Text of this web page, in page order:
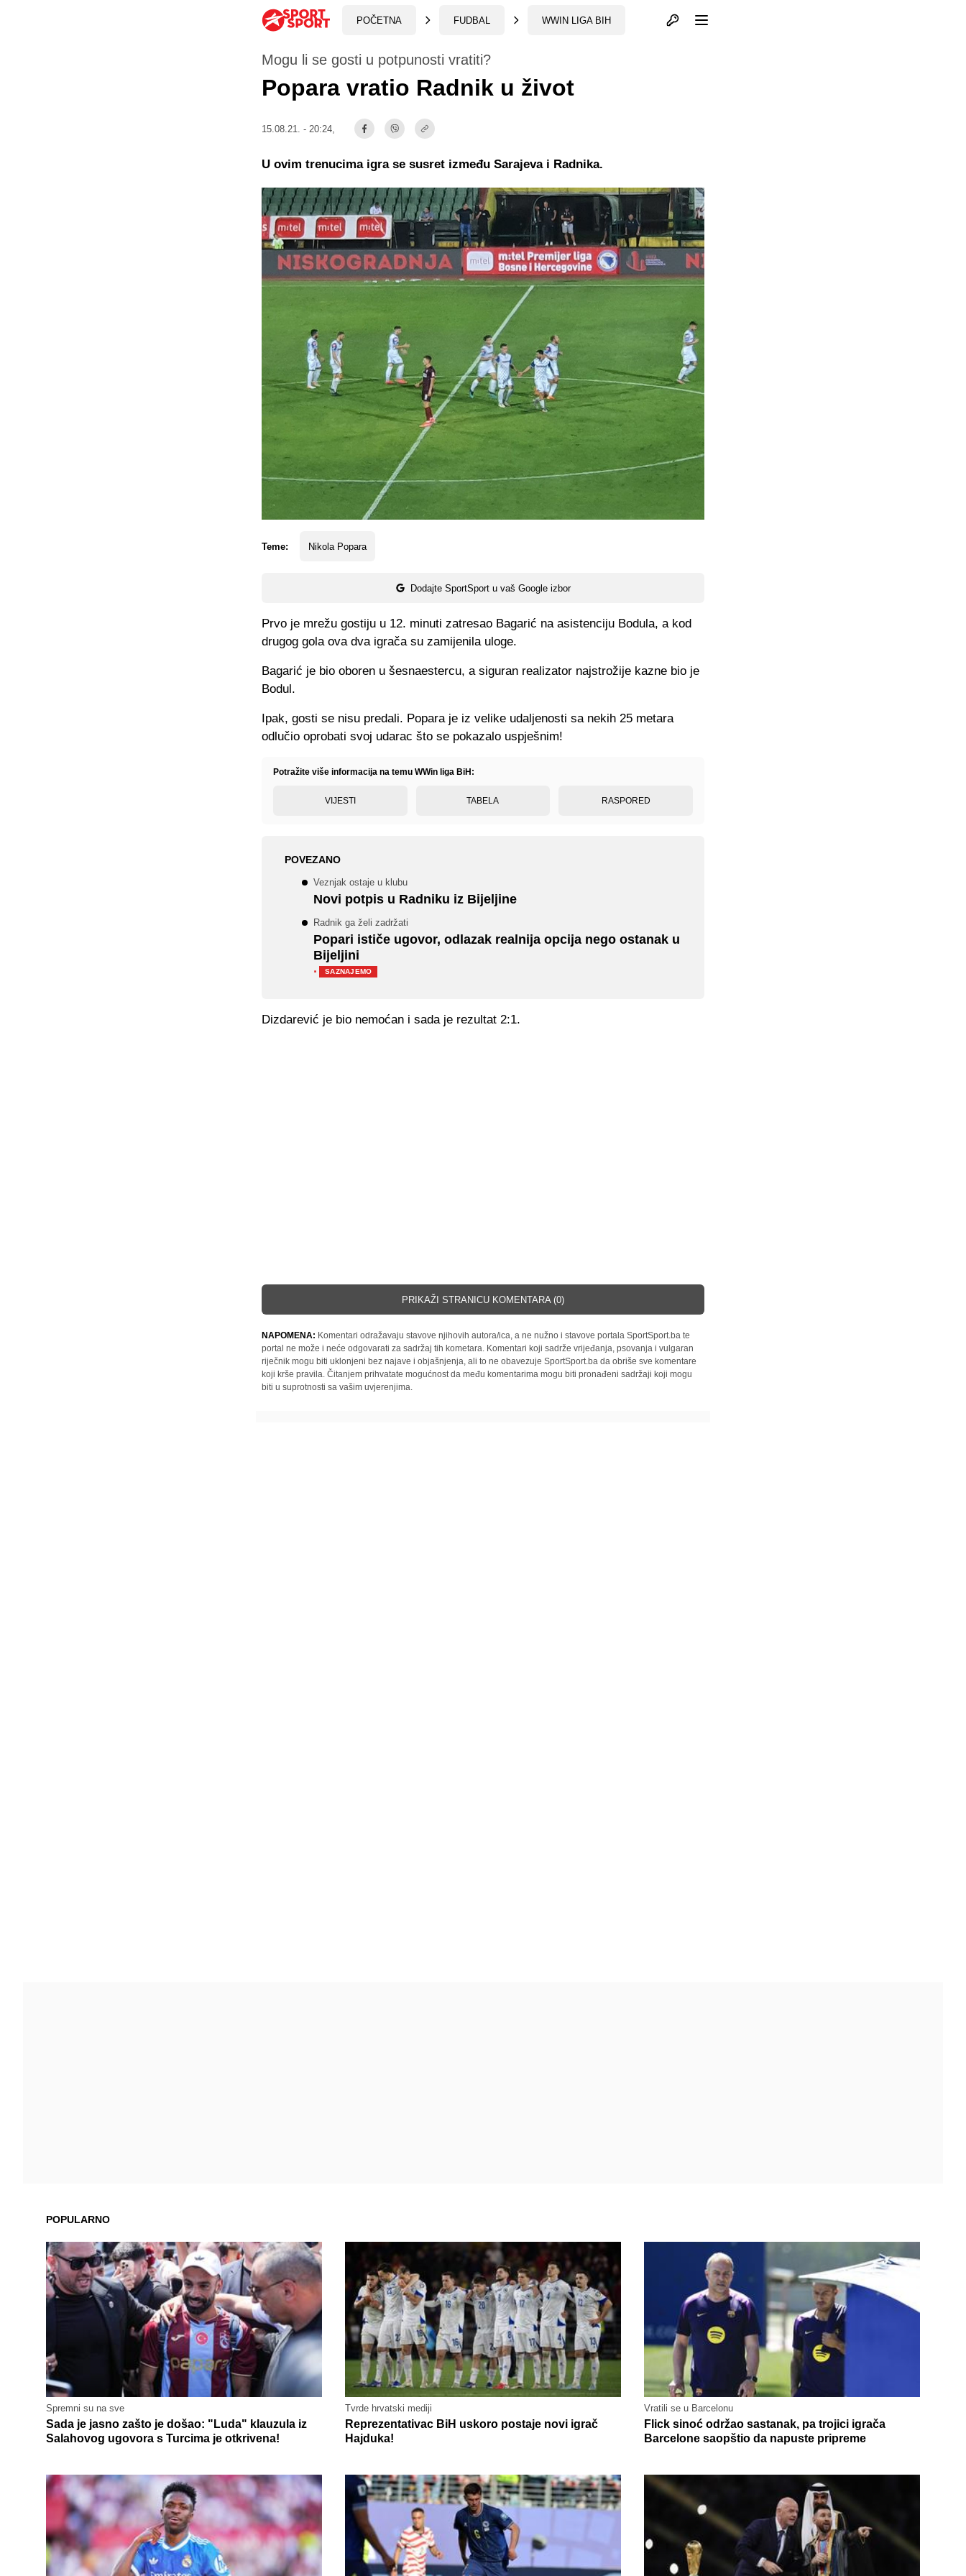
POČETNA FUDBAL WWIN LIGA BIH Otvori profil
Mogu li se gosti u potpunosti vratiti?
Popara vratio Radnik u život
15.08.21. - 20:24,
Teme: Nikola Popara
Dodajte SportSport u vaš Google izbor
U ovim trenucima igra se susret između Sarajeva i Radnika.
Prvo je mrežu gostiju u 12. minuti zatresao Bagarić na asistenciju Bodula, a kod
drugog gola ova dva igrača su zamijenila uloge.
Bagarić je bio oboren u šesnaestercu, a siguran realizator najstrožije kazne bio je
Bodul.
Ipak, gosti se nisu predali. Popara je iz velike udaljenosti sa nekih 25 metara
odlučio oprobati svoj udarac što se pokazalo uspješnim!
Potražite više informacija na temu WWin liga BiH:
VIJESTI TABELA RASPORED
POVEZANO
Veznjak ostaje u klubu
Novi potpis u Radniku iz Bijeljine
Radnik ga želi zadržati
Popari ističe ugovor, odlazak realnija opcija nego ostanak u
Bijeljini
·
SAZNAJEMO
Dizdarević je bio nemoćan i sada je rezultat 2:1.
PRIKAŽI STRANICU KOMENTARA (0)
NAPOMENA: Komentari odražavaju stavove njihovih autora/ica, a ne nužno i stavove portala SportSport.ba te
portal ne može i neće odgovarati za sadržaj tih kometara. Komentari koji sadrže vrijeđanja, psovanja i vulgaran
riječnik mogu biti uklonjeni bez najave i objašnjenja, ali to ne obavezuje SportSport.ba da obriše sve komentare
koji krše pravila. Čitanjem prihvatate mogućnost da među komentarima mogu biti pronađeni sadržaji koji mogu
biti u suprotnosti sa vašim uvjerenjima.
POPULARNO
Spremni su na sve
Sada je jasno zašto je došao: "Luda" klauzula iz
Salahovog ugovora s Turcima je otkrivena!
Tvrde hrvatski mediji
Reprezentativac BiH uskoro postaje novi igrač
Hajduka!
Vratili se u Barcelonu
Flick sinoć održao sastanak, pa trojici igrača
Barcelone saopštio da napuste pripreme